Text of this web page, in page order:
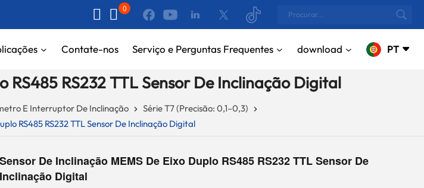
0
Contate-nos Serviço e Perguntas Frequentes download PT
RS485 RS232 TTL Sensor De Inclinação Digital
E Interruptor De Inclinação
Série T7 (Precisão: 0,1–0,3)
RS485 RS232 TTL Sensor De Inclinação Digital
Sensor De Inclinação MEMS De Eixo Duplo RS485 RS232 TTL Sensor De
Inclinação Digital